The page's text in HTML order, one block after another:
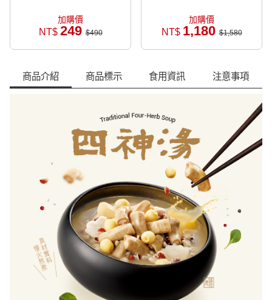
加購價
NT$ 249$490
加購價
NT$ 1,180$1,580
商品介紹 商品標示 食用資訊 注意事項